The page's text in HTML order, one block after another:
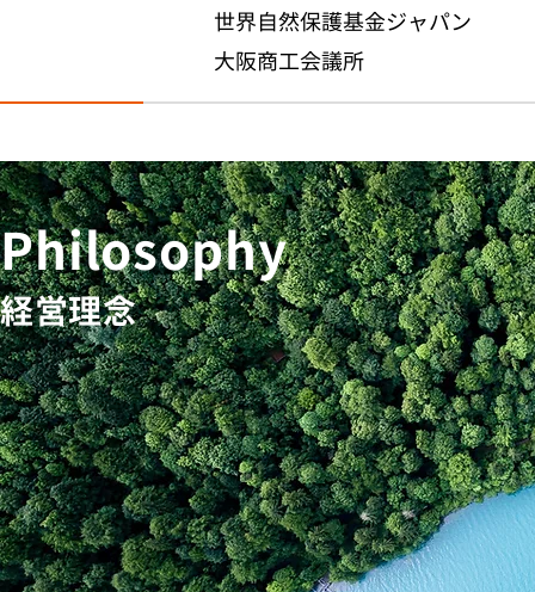
世界自然保護基金ジャパン
大阪商工会議所
Philosophy
経営理念